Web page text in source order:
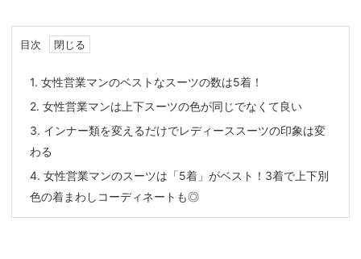
目次
1. 女性営業マンのベストなスーツの数は5着！
2. 女性営業マンは上下スーツの色が同じでなくて良い
3. インナー類を変えるだけでレディーススーツの印象は変
わる
4. 女性営業マンのスーツは「5着」がベスト！3着で上下別
色の着まわしコーディネートも◎